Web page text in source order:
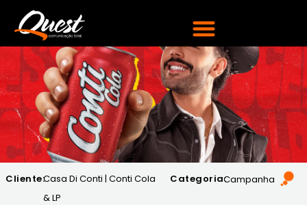
Cliente:Casa Di Conti | Conti Cola
& LP
Categoria:Campanha